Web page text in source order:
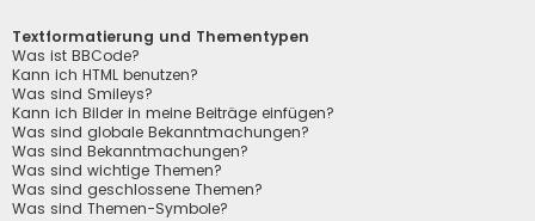
Textformatierung und Thementypen
Was ist BBCode?
Kann ich HTML benutzen?
Was sind Smileys?
Kann ich Bilder in meine Beiträge einfügen?
Was sind globale Bekanntmachungen?
Was sind Bekanntmachungen?
Was sind wichtige Themen?
Was sind geschlossene Themen?
Was sind Themen-Symbole?